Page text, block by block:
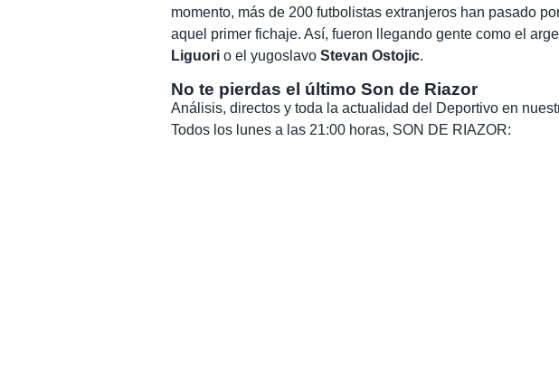
momento, más de 200 futbolistas extranjeros han pasado
aquel primer fichaje. Así, fueron llegando gente como el
Liguori o el yugoslavoStevan Ostojic.
No te pierdas el último Son de Riazor
Análisis, directos y toda la actualidad del Deportivo en
Todos los lunes a las 21:00 horas, SON DE RIAZOR: